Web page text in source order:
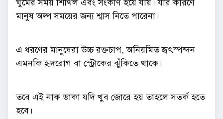
ঘুমের সময় শিথিল এবং সংকীর্ণ হয়ে যায়। যার কারণে
মানুষ অল্প সময়ের জন্য শ্বাস নিতে পারেনা।
এ ধরণের মানুষেরা উচ্চ রক্তচাপ, অনিয়মিত হৃৎস্পন্দন
এমনকি হৃদরোগ বা স্ট্রোকের ঝুঁকিতে থাকে।
তবে এই নাক ডাকা যদি খুব জোরে হয় তাহলে সতর্ক হতে
হবে।